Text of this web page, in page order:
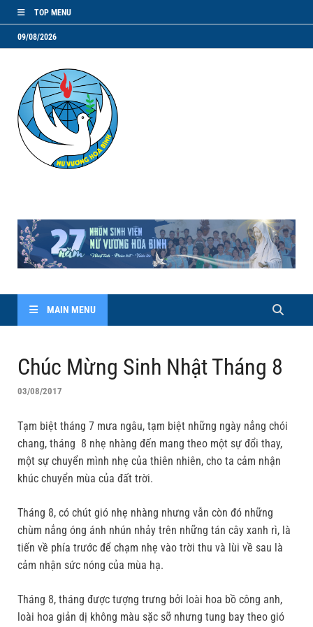
TOP MENU
09/08/2026
MAIN MENU
Chúc Mừng Sinh Nhật Tháng 8
03/08/2017
Tạm biệt tháng 7 mưa ngâu, tạm biệt những ngày nắng chói
chang, tháng 8 nhẹ nhàng đến mang theo một sự đổi thay,
một sự chuyển mình nhẹ của thiên nhiên, cho ta cảm nhận
khúc chuyển mùa của đất trời.
Tháng 8, có chút gió nhẹ nhàng nhưng vẫn còn đó những
chùm nắng óng ánh nhún nhảy trên những tán cây xanh rì, là
tiến về phía trước để chạm nhẹ vào trời thu và lùi về sau là
cảm nhận sức nóng của mùa hạ.
Tháng 8, tháng được tượng trưng bởi loài hoa bồ công anh,
loài hoa giản dị không màu sặc sỡ nhưng tung bay theo gió